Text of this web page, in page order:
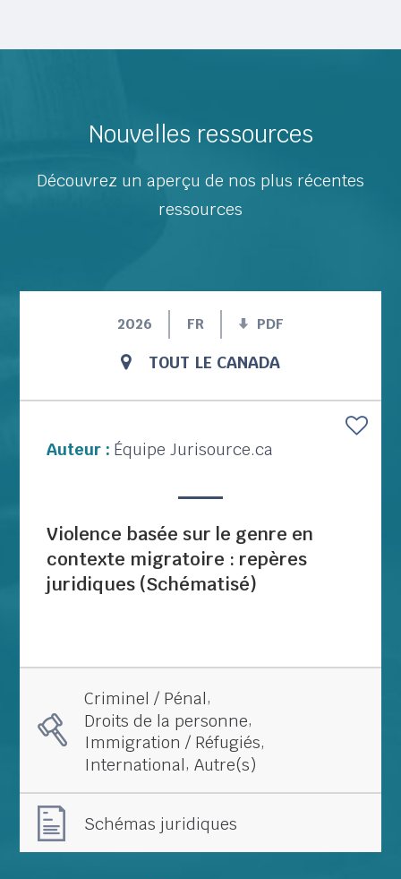
Nouvelles ressources
Découvrez un aperçu de nos plus récentes
ressources
2026 FR PDF
TOUT LE CANADA
Auteur : Équipe Jurisource.ca
Violence basée sur le genre en
contexte migratoire : repères
juridiques (Schématisé)
Criminel / Pénal,
Droits de la personne,
Immigration / Réfugiés,
International, Autre(s)
Schémas juridiques